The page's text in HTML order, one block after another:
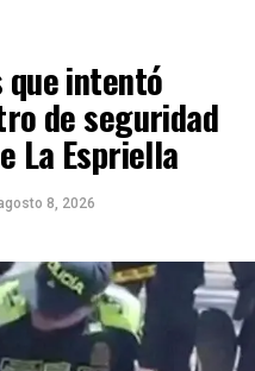
intentó
de seguridad
La Espriella
8, 2026